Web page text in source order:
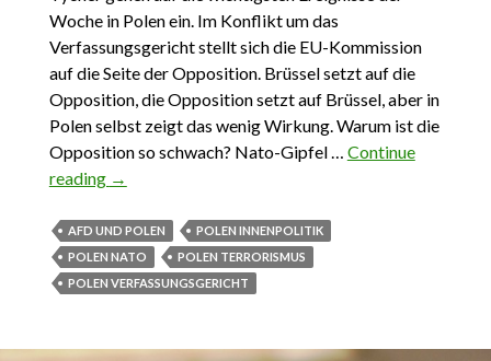
Woche in Polen ein. Im Konflikt um das
Verfassungsgericht stellt sich die EU-Kommission
auf die Seite der Opposition. Brüssel setzt auf die
Opposition, die Opposition setzt auf Brüssel, aber in
Polen selbst zeigt das wenig Wirkung. Warum ist die
Opposition so schwach? Nato-Gipfel … Continue
reading Das Wichtigste aus Polen 29.Mai – 4.Juni 2016
→
AFD UND POLEN
POLEN INNENPOLITIK
POLEN NATO
POLEN TERRORISMUS
POLEN VERFASSUNGSGERICHT